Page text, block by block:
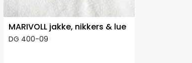
MARIVOLL jakke, nikkers & lue
DG 400-09